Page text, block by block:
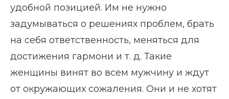
удобной позицией. Им не нужно
задумываться о решениях проблем, брать
на себя ответственность, меняться для
достижения гармони и т. д. Такие
женщины винят во всем мужчину и ждут
от окружающих сожаления. Они и не хотят